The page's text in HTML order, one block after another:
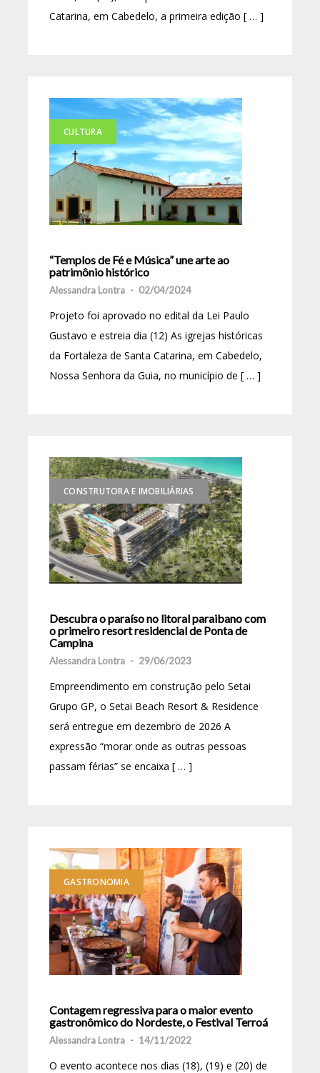
Catarina, em Cabedelo, a primeira edição [ … ]
CULTURA
“Templos de Fé e Música” une arte ao
patrimônio histórico
Alessandra Lontra - 02/04/2024
Projeto foi aprovado no edital da Lei Paulo
Gustavo e estreia dia (12) As igrejas históricas
da Fortaleza de Santa Catarina, em Cabedelo,
Nossa Senhora da Guia, no município de [ … ]
CONSTRUTORA E IMOBILIÁRIAS
Descubra o paraíso no litoral paraibano com
o primeiro resort residencial de Ponta de
Campina
Alessandra Lontra - 29/06/2023
Empreendimento em construção pelo Setai
Grupo GP, o Setai Beach Resort & Residence
será entregue em dezembro de 2026 A
expressão “morar onde as outras pessoas
passam férias” se encaixa [ … ]
GASTRONOMIA
Contagem regressiva para o maior evento
gastronômico do Nordeste, o Festival Terroá
Alessandra Lontra - 14/11/2022
O evento acontece nos dias (18), (19) e (20) de